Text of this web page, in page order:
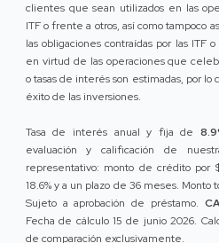
clientes que sean utilizados en las
ITF o frente a otros, así como tampoco
las obligaciones contraídas por las
en virtud de las operaciones que
o tasas de interés son estimadas, por
éxito de las inversiones.
Tasa de interés anual y fija de
evaluación y calificación de
representativo: monto de crédito por
18.6% y a un plazo de 36 meses. Monto
Sujeto a aprobación de préstamo.
Fecha de cálculo 15 de junio 2026.
de comparación exclusivamente.